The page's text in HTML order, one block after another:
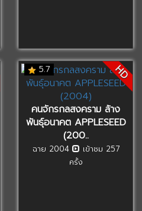
5.7 HD
คนจักรกลสงคราม ล้าง
พันธุ์อนาคต APPLESEED
(200..
ฉาย 2004
เข้าชม 257
ครั้ง